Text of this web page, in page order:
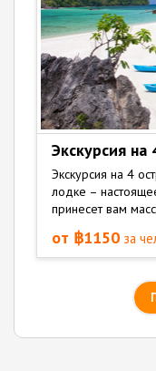
Экскурсия на
Экскурсия на 4
лодке –
принесет вам
от ฿1150 за